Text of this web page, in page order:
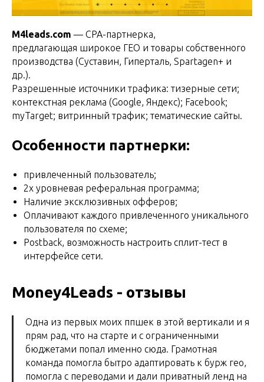
M4leads.com — CPA-партнерка,
предлагающая широкое ГЕО и товары собственного
производства (Суставин, Гиперталь, Spartagen+ и
др.).
Разрешенные источники трафика: тизерные сети;
контекстная реклама (Google, Яндекс); Facebook;
myTarget; витринный трафик; тематические сайты.
Особенности партнерки:
привлеченный пользователь;
2х уровневая реферальная программа;
Наличие эксклюзивных офферов;
Оплачивают каждого привлеченного уникального
пользователя по схеме;
Postback, возможность настроить сплит-тест в
интерфейсе сети.
Money4Leads - отзывы
Одна из первых моих ппшек в этой вертикали и я
прям рад, что на старте и с ограниченными
бюджетами попал именно сюда. Грамотная
команда помогла бытро адаптировать к бурж гео,
помогла с переводами и дали приватный ленд на